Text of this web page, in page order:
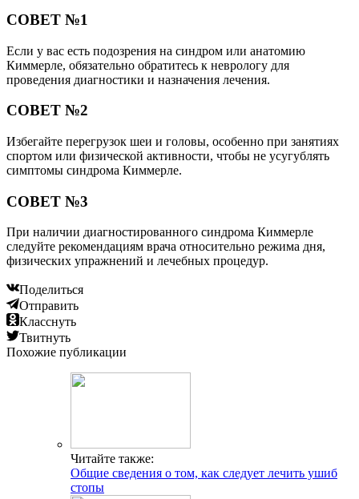
СОВЕТ №1
Если у вас есть подозрения на синдром или анатомию
Киммерле, обязательно обратитесь к неврологу для
проведения диагностики и назначения лечения.
СОВЕТ №2
Избегайте перегрузок шеи и головы, особенно при занятиях
спортом или физической активности, чтобы не усугублять
симптомы синдрома Киммерле.
СОВЕТ №3
При наличии диагностированного синдрома Киммерле
следуйте рекомендациям врача относительно режима дня,
физических упражнений и лечебных процедур.
Поделиться
Отправить
Класснуть
Твитнуть
Похожие публикации
Читайте также:
Общие сведения о том, как следует лечить ушиб
стопы